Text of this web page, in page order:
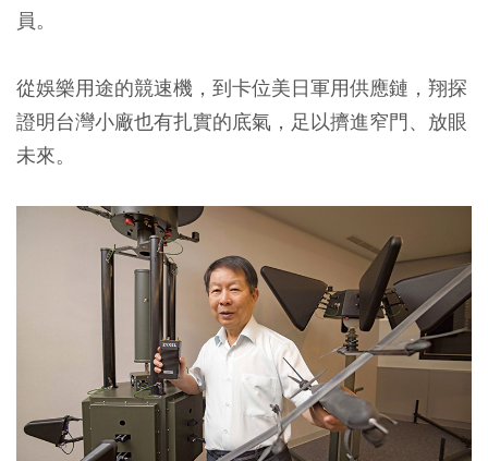
員。
從娛樂用途的競速機，到卡位美日軍用供應鏈，翔探
證明台灣小廠也有扎實的底氣，足以擠進窄門、放眼
未來。